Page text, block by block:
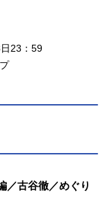
23：59
／古谷徹／めぐり